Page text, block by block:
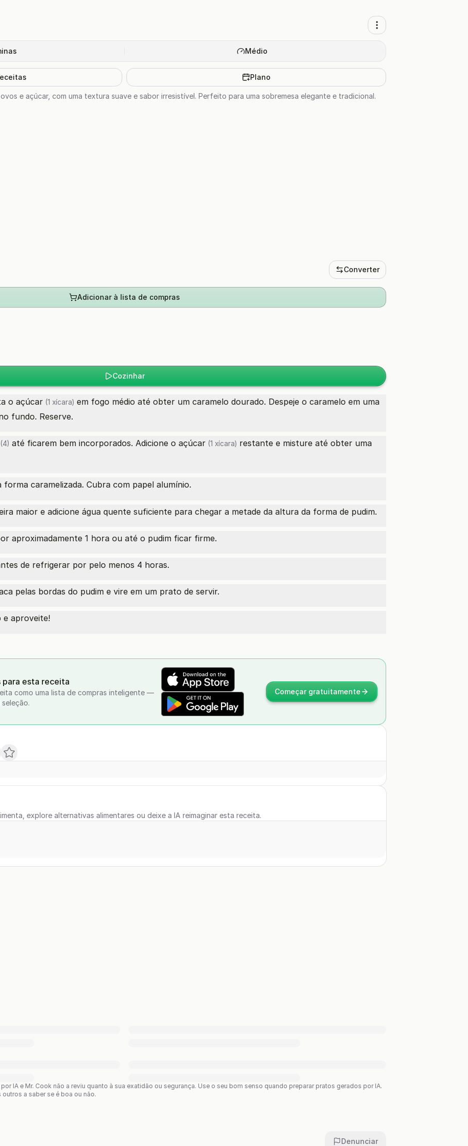
Médio
Plano
e açúcar, com uma textura suave e sabor irresistível. Perfeito para uma sobremesa elegante e tradicional.
Converter
Adicionar à lista de compras
Cozinhar
o açúcar (1 xícara) em fogo médio até obter um caramelo dourado. Despeje o caramelo em uma
fundo. Reserve.
(4) até ficarem bem incorporados. Adicione o açúcar (1 xícara) restante e misture até obter uma
forma caramelizada. Cubra com papel alumínio.
maior e adicione água quente suficiente para chegar a metade da altura da forma de pudim.
aproximadamente 1 hora ou até o pudim ficar firme.
de refrigerar por pelo menos 4 horas.
pelas bordas do pudim e vire em um prato de servir.
e aproveite!
para esta receita
como uma lista de compras inteligente —
Começar gratuitamente
explore alternativas alimentares ou deixe a IA reimaginar esta receita.
IA e Mr. Cook não a reviu quanto à sua exatidão ou segurança. Use o seu bom senso quando preparar pratos gerados por IA.
a saber se é boa ou não.
Denunciar